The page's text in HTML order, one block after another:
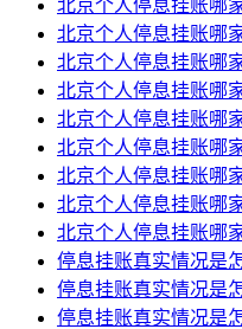
北京个人停息挂账哪
北京个人停息挂账哪
北京个人停息挂账哪
北京个人停息挂账哪
北京个人停息挂账哪
北京个人停息挂账哪
北京个人停息挂账哪
北京个人停息挂账哪
北京个人停息挂账哪
停息挂账真实情况是
停息挂账真实情况是
停息挂账真实情况是